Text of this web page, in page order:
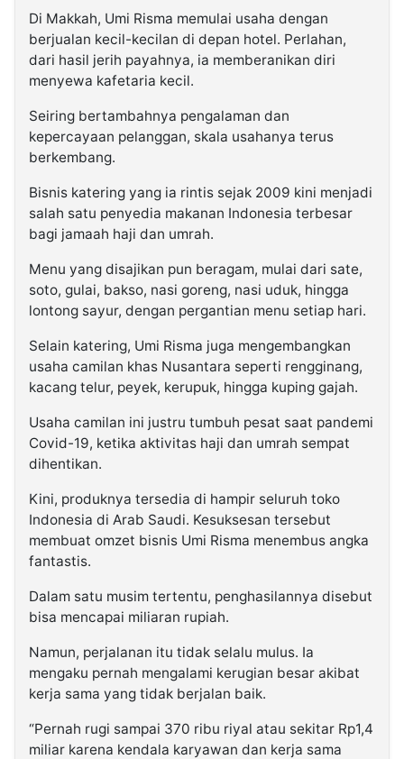
Di Makkah, Umi Risma memulai usaha dengan
berjualan kecil-kecilan di depan hotel. Perlahan,
dari hasil jerih payahnya, ia memberanikan diri
menyewa kafetaria kecil.
Seiring bertambahnya pengalaman dan
kepercayaan pelanggan, skala usahanya terus
berkembang.
Bisnis katering yang ia rintis sejak 2009 kini menjadi
salah satu penyedia makanan Indonesia terbesar
bagi jamaah haji dan umrah.
Menu yang disajikan pun beragam, mulai dari sate,
soto, gulai, bakso, nasi goreng, nasi uduk, hingga
lontong sayur, dengan pergantian menu setiap hari.
Selain katering, Umi Risma juga mengembangkan
usaha camilan khas Nusantara seperti rengginang,
kacang telur, peyek, kerupuk, hingga kuping gajah.
Usaha camilan ini justru tumbuh pesat saat pandemi
Covid-19, ketika aktivitas haji dan umrah sempat
dihentikan.
Kini, produknya tersedia di hampir seluruh toko
Indonesia di Arab Saudi. Kesuksesan tersebut
membuat omzet bisnis Umi Risma menembus angka
fantastis.
Dalam satu musim tertentu, penghasilannya disebut
bisa mencapai miliaran rupiah.
Namun, perjalanan itu tidak selalu mulus. Ia
mengaku pernah mengalami kerugian besar akibat
kerja sama yang tidak berjalan baik.
“Pernah rugi sampai 370 ribu riyal atau sekitar Rp1,4
miliar karena kendala karyawan dan kerja sama